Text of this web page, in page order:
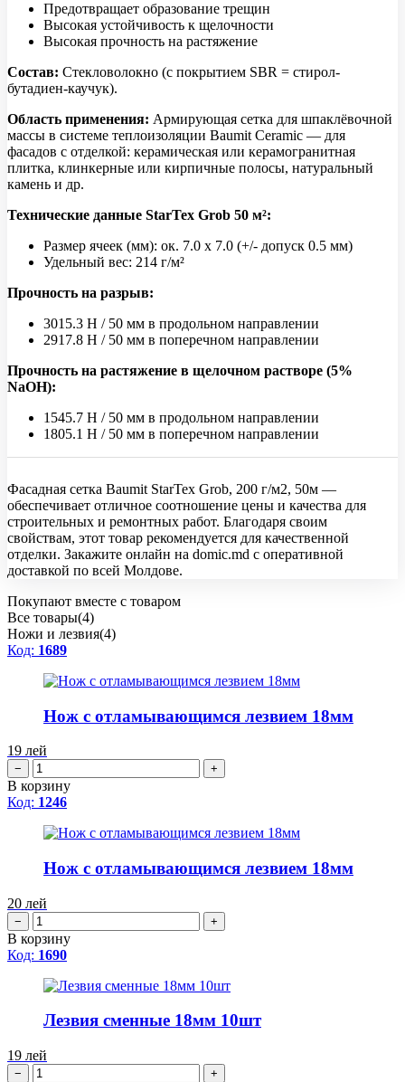
Предотвращает образование трещин
Высокая устойчивость к щелочности
Высокая прочность на растяжение
Состав: Стекловолокно (с покрытием SBR = стирол-
бутадиен-каучук).
Область применения: Армирующая сетка для шпаклёвочной
массы в системе теплоизоляции Baumit Ceramic — для
фасадов с отделкой: керамическая или керамогранитная
плитка, клинкерные или кирпичные полосы, натуральный
камень и др.
Технические данные StarTex Grob 50 м²:
Размер ячеек (мм): ок. 7.0 x 7.0 (+/- допуск 0.5 мм)
Удельный вес: 214 г/м²
Прочность на разрыв:
3015.3 Н / 50 мм в продольном направлении
2917.8 Н / 50 мм в поперечном направлении
Прочность на растяжение в щелочном растворе (5%
NaOH):
1545.7 Н / 50 мм в продольном направлении
1805.1 Н / 50 мм в поперечном направлении
Фасадная сетка Baumit StarTex Grob, 200 г/м2, 50м —
обеспечивает отличное соотношение цены и качества для
строительных и ремонтных работ. Благодаря своим
свойствам, этот товар рекомендуется для качественной
отделки. Закажите онлайн на domic.md с оперативной
доставкой по всей Молдове.
Покупают вместе с товаром
Все товары(4)
Ножи и лезвия(4)
Код: 1689
Нож с отламывающимся лезвием 18мм
19 лей
− +
В корзину
Код: 1246
Нож с отламывающимся лезвием 18мм
20 лей
− +
В корзину
Код: 1690
Лезвия сменные 18мм 10шт
19 лей
− +